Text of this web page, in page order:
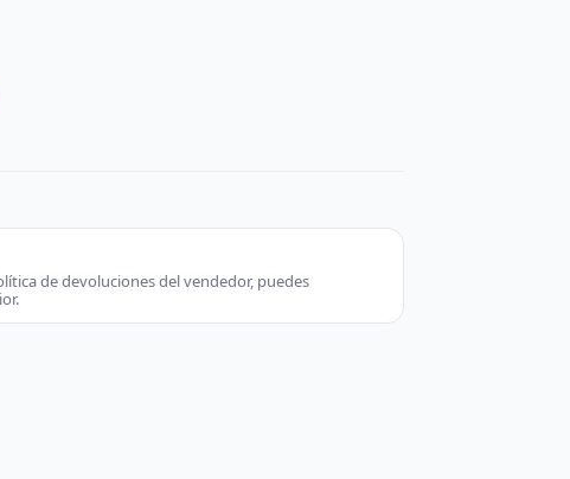
de devoluciones del vendedor, puedes